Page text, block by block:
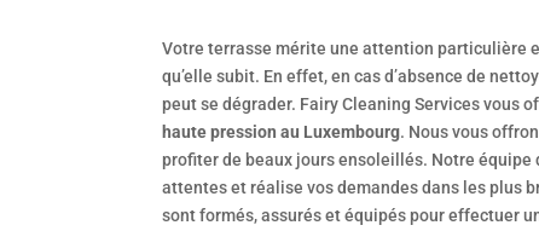
Votre terrasse mérite une attention particulière
qu’elle subit. En effet, en cas d’absence de
peut se dégrader. Fairy Cleaning Services vous
haute pression au Luxembourg. Nous vous
profiter de beaux jours ensoleillés. Notre équipe
attentes et réalise vos demandes dans les plus
sont formés, assurés et équipés pour effectuer